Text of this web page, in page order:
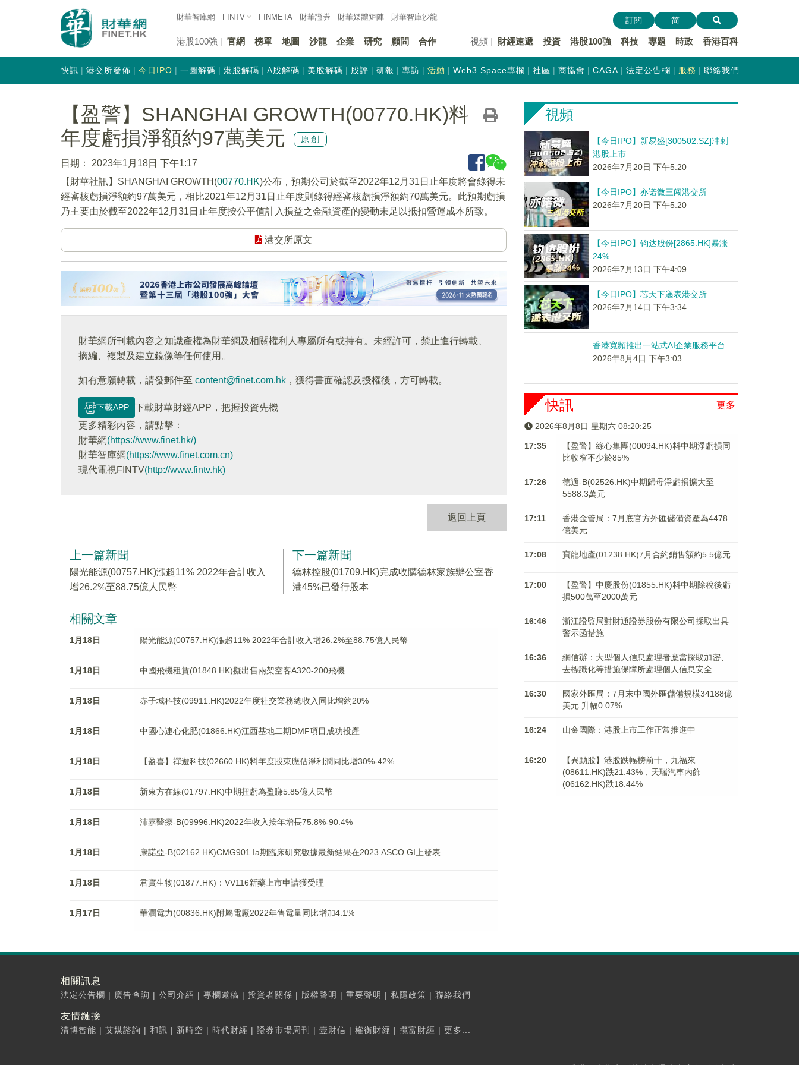
財華智庫網 FINTV FINMETA 財華證券 財華媒體矩陣 財華智庫沙龍
港股100強 官網 榜單 地圖 沙龍 企業 研究 顧問 合作 視頻 財經速遞 投資 港股100強 科技 專題 時政 香港百科
訂閱 简
快訊 港交所發佈 今日IPO 一圖解碼 港股解碼 A股解碼 美股解碼 股評 研報 專訪 活動 Web3 Space專欄 社區 商協會 CAGA 法定公告欄 服務 聯絡我們
【盈警】SHANGHAI GROWTH(00770.HK)料
年度虧損淨額約97萬美元
原創
日期：
2023年1月18日 下午1:17
【財華社訊】SHANGHAI GROWTH(00770.HK)公布，預期公司於截至2022年12月31日止年度將會錄得未
經審核虧損淨額約97萬美元，相比2021年12月31日止年度則錄得經審核虧損淨額約70萬美元。此預期虧損
乃主要由於截至2022年12月31日止年度按公平值計入損益之金融資產的變動未足以抵扣營運成本所致。
港交所原文
財華網所刊載內容之知識產權為財華網及相關權利人專屬所有或持有。未經許可，禁止進行轉載、
摘編、複製及建立鏡像等任何使用。
如有意願轉載，請發郵件至 content@finet.com.hk ，獲得書面確認及授權後，方可轉載。
下載APP
下載財華財經APP，把握投資先機
更多精彩内容，請點擊：
財華網(https://www.finet.hk/)
財華智庫網(https://www.finet.com.cn)
現代電視FINTV(http://www.fintv.hk)
返回上頁
上一篇新聞
陽光能源(00757.HK)漲超11% 2022年合計收入
增26.2%至88.75億人民幣
下一篇新聞
德林控股(01709.HK)完成收購德林家族辦公室香
港45%已發行股本
相關文章
1月18日 陽光能源(00757.HK)漲超11% 2022年合計收入增26.2%至88.75億人民幣
1月18日 中國飛機租賃(01848.HK)擬出售兩架空客A320-200飛機
1月18日 赤子城科技(09911.HK)2022年度社交業務總收入同比增約20%
1月18日 中國心連心化肥(01866.HK)江西基地二期DMF項目成功投產
1月18日 【盈喜】禪遊科技(02660.HK)料年度股東應佔淨利潤同比增30%-42%
1月18日 新東方在線(01797.HK)中期扭虧為盈賺5.85億人民幣
1月18日 沛嘉醫療-B(09996.HK)2022年收入按年增長75.8%-90.4%
1月18日 康諾亞-B(02162.HK)CMG901 Ia期臨床研究數據最新結果在2023 ASCO GI上發表
1月18日 君實生物(01877.HK)：VV116新藥上市申請獲受理
1月17日 華潤電力(00836.HK)附屬電廠2022年售電量同比增加4.1%
視頻
【今日IPO】新易盛[300502.SZ]冲刺
港股上市
2026年7月20日 下午5:20
【今日IPO】亦诺微三闯港交所
2026年7月20日 下午5:20
【今日IPO】钧达股份[2865.HK]暴涨
24%
2026年7月13日 下午4:09
【今日IPO】芯天下递表港交所
2026年7月14日 下午3:34
香港寬頻推出一站式AI企業服務平台
2026年8月4日 下午3:03
更多
快訊
2026年8月8日 星期六 08:20:26
17:35
【盈警】綠心集團(00094.HK)料中期淨虧損同
比收窄不少於85%
17:26
德適-B(02526.HK)中期歸母淨虧損擴大至
5588.3萬元
17:11
香港金管局：7月底官方外匯儲備資產為4478
億美元
17:08 寶龍地產(01238.HK)7月合約銷售額約5.5億元
17:00
【盈警】中慶股份(01855.HK)料中期除稅後虧
損500萬至2000萬元
16:46
浙江證監局對財通證券股份有限公司採取出具
警示函措施
16:36
網信辦：大型個人信息處理者應當採取加密、
去標識化等措施保障所處理個人信息安全
16:30
國家外匯局：7月末中國外匯儲備規模34188億
美元 升幅0.07%
16:24 山金國際：港股上市工作正常推進中
16:20
【異動股】港股跌幅榜前十，九福來
(08611.HK)跌21.43%，天瑞汽車内飾
(06162.HK)跌18.44%
相關訊息
法定公告欄 | 廣告查詢 | 公司介紹 | 專欄邀稿 | 投資者關係 | 版權聲明 | 重要聲明 | 私隱政策 | 聯絡我們
友情鏈接
清博智能 | 艾媒諮詢 | 和訊 | 新時空 | 時代財經 | 證券市場周刊 | 壹財信 | 權衡財經 | 攬富財經 | 更多...